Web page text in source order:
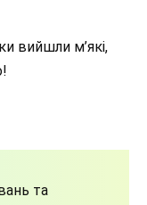
вийшли м’які,
та